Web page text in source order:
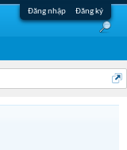
Đăng nhập Đăng ký